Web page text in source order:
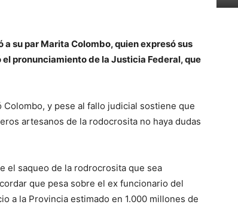
su par Marita Colombo, quien expresó sus
pronunciamiento de la Justicia Federal, que
Colombo, y pese al fallo judicial sostiene que
artesanos de la rodocrosita no haya dudas
el saqueo de la rodrocrosita que sea
que pesa sobre el ex funcionario del
a la Provincia estimado en 1.000 millones de